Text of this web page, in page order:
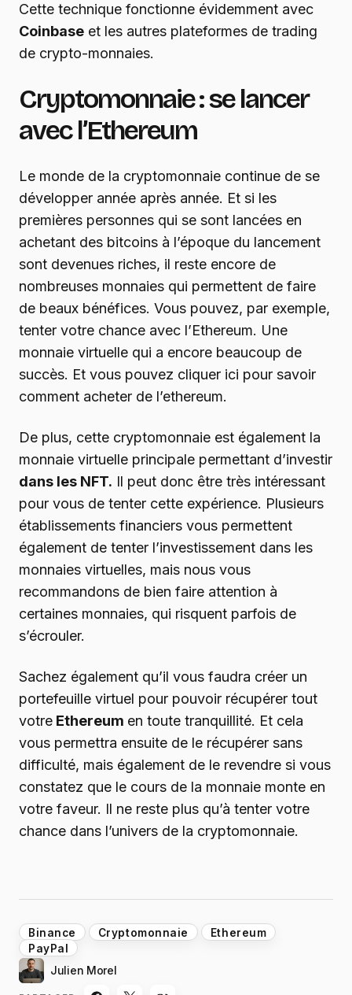
Cette technique fonctionne évidemment avec
Coinbase et les autres plateformes de trading
de crypto-monnaies.
Cryptomonnaie : se lancer
avec l’Ethereum
Le monde de la cryptomonnaie continue de se
développer année après année. Et si les
premières personnes qui se sont lancées en
achetant des bitcoins à l’époque du lancement
sont devenues riches, il reste encore de
nombreuses monnaies qui permettent de faire
de beaux bénéfices. Vous pouvez, par exemple,
tenter votre chance avec l’Ethereum. Une
monnaie virtuelle qui a encore beaucoup de
succès. Et vous pouvez cliquer ici pour savoir
comment acheter de l’ethereum.
De plus, cette cryptomonnaie est également la
monnaie virtuelle principale permettant d’investir
dans les NFT. Il peut donc être très intéressant
pour vous de tenter cette expérience. Plusieurs
établissements financiers vous permettent
également de tenter l’investissement dans les
monnaies virtuelles, mais nous vous
recommandons de bien faire attention à
certaines monnaies, qui risquent parfois de
s’écrouler.
Sachez également qu’il vous faudra créer un
portefeuille virtuel pour pouvoir récupérer tout
votre Ethereum en toute tranquillité. Et cela
vous permettra ensuite de le récupérer sans
difficulté, mais également de le revendre si vous
constatez que le cours de la monnaie monte en
votre faveur. Il ne reste plus qu’à tenter votre
chance dans l’univers de la cryptomonnaie.
Binance Cryptomonnaie
Ethereum
PayPal
Julien Morel